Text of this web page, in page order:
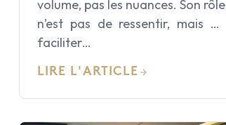
volume, pas les nuances. Son rôle
n’est pas de ressentir, mais de
faciliter…
LIRE L'ARTICLE